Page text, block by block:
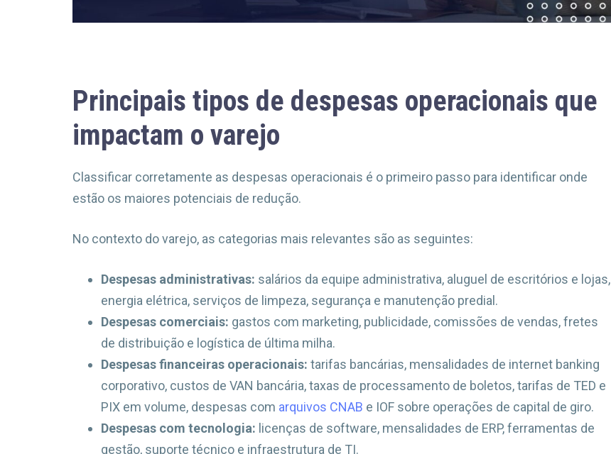
Principais tipos de despesas operacionais que
impactam o varejo
Classificar corretamente as despesas operacionais é o primeiro passo para identificar onde
estão os maiores potenciais de redução.
No contexto do varejo, as categorias mais relevantes são as seguintes:
Despesas administrativas: salários da equipe administrativa, aluguel de escritórios e lojas,
energia elétrica, serviços de limpeza, segurança e manutenção predial.
Despesas comerciais: gastos com marketing, publicidade, comissões de vendas, fretes
de distribuição e logística de última milha.
Despesas financeiras operacionais: tarifas bancárias, mensalidades de internet banking
corporativo, custos de VAN bancária, taxas de processamento de boletos, tarifas de TED e
PIX em volume, despesas com arquivos CNAB e IOF sobre operações de capital de giro.
Despesas com tecnologia: licenças de software, mensalidades de ERP, ferramentas de
gestão, suporte técnico e infraestrutura de TI.